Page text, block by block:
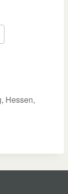
Hessen,